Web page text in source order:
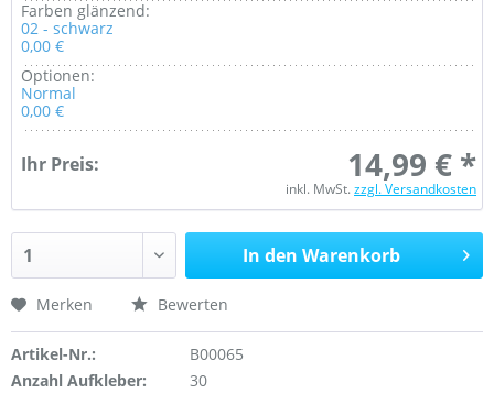
Farben glänzend:
02 - schwarz
0,00 €
Optionen:
Normal
0,00 €
Ihr Preis: 14,99 € *
inkl. MwSt.zzgl. Versandkosten
In den Warenkorb
Merken Bewerten
Artikel-Nr.:
B00065
Anzahl Aufkleber:
30